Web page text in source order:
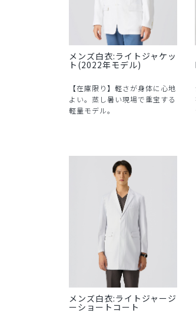
メンズ白衣:ライトジャケッ
ト(2022年モデル)
【在庫限り】軽さが身体に心地
よい。蒸し暑い現場で重宝する
軽量モデル。
メンズ白衣:ライトジャージ
ーショートコート